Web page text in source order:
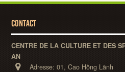
CONTACT
CENTRE DE LA CULTURE ET DES
AN
Adresse:01, Cao Hồng Lãnh